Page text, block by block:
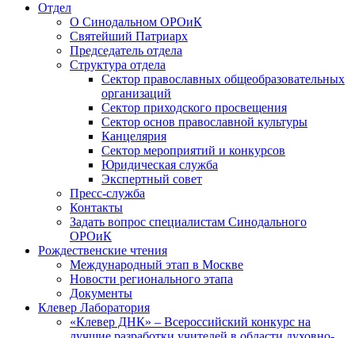
Отдел
О Синодальном ОРОиК
Святейший Патриарх
Председатель отдела
Структура отдела
Сектор православных общеобразовательных
организаций
Сектор приходского просвещения
Сектор основ православной культуры
Канцелярия
Сектор мероприятий и конкурсов
Юридическая служба
Экспертный совет
Пресс-служба
Контакты
Задать вопрос специалистам Синодального
ОРОиК
Рождественские чтения
Международный этап в Москве
Новости регионального этапа
Документы
Клевер Лаборатория
«Клевер ДНК» – Всероссийский конкурс на